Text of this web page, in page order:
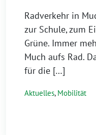
Radverkehr in
zur Schule, zum
Grüne. Immer
Much aufs Rad.
für die […]
Aktuelles, Mobilität